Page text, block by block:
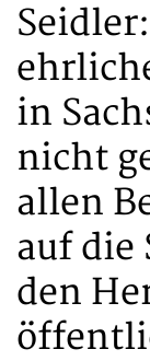
in
nicht
allen
auf die
den